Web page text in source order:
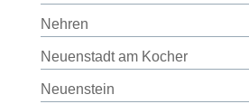
Nehren
Neuenstadt am Kocher
Neuenstein